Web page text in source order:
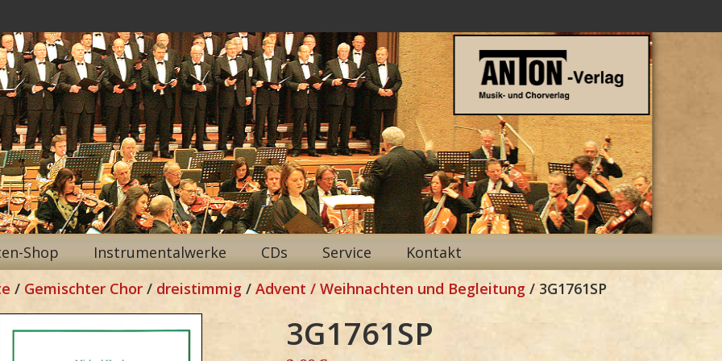
Shop Instrumentalwerke CDs Service Kontakt
/ Gemischter Chor / dreistimmig / Advent / Weihnachten und Begleitung / 3G1761SP
3G1761SP